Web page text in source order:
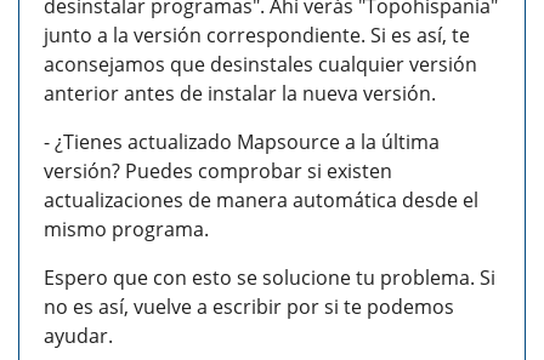
desinstalar programas". Ahí verás "Topohispania"
junto a la versión correspondiente. Si es así, te
aconsejamos que desinstales cualquier versión
anterior antes de instalar la nueva versión.
- ¿Tienes actualizado Mapsource a la última
versión? Puedes comprobar si existen
actualizaciones de manera automática desde el
mismo programa.
Espero que con esto se solucione tu problema. Si
no es así, vuelve a escribir por si te podemos
ayudar.